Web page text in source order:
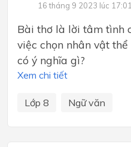
16 tháng 9 2023 lúc 17:01
Bài thơ là lời tâm tình
việc chọn nhân vật
có ý nghĩa gì?
Xem chi tiết
Lớp 8 Ngữ văn